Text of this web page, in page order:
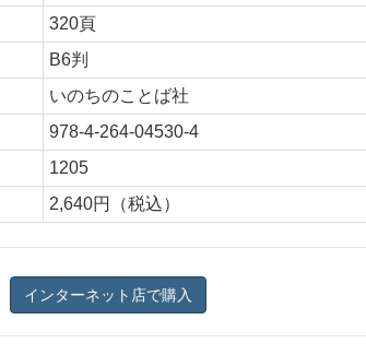
320頁
B6判
いのちのことば社
978-4-264-04530-4
1205
2,640円（税込）